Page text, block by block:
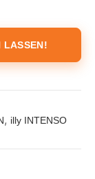
LASSEN!
, illy INTENSO